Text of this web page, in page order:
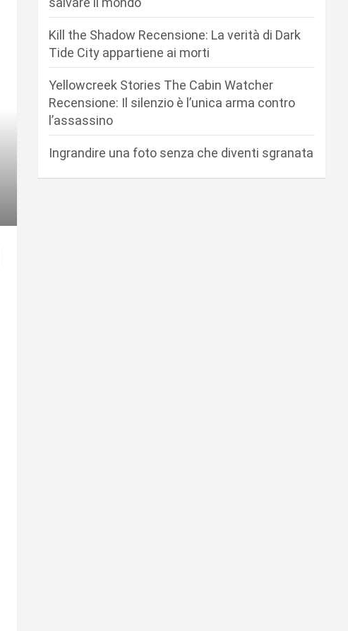
Kill the Shadow Recensione: La verità di Dark
Tide City appartiene ai morti
Yellowcreek Stories The Cabin Watcher
Recensione: Il silenzio è l’unica arma contro
l’assassino
Ingrandire una foto senza che diventi sgranata